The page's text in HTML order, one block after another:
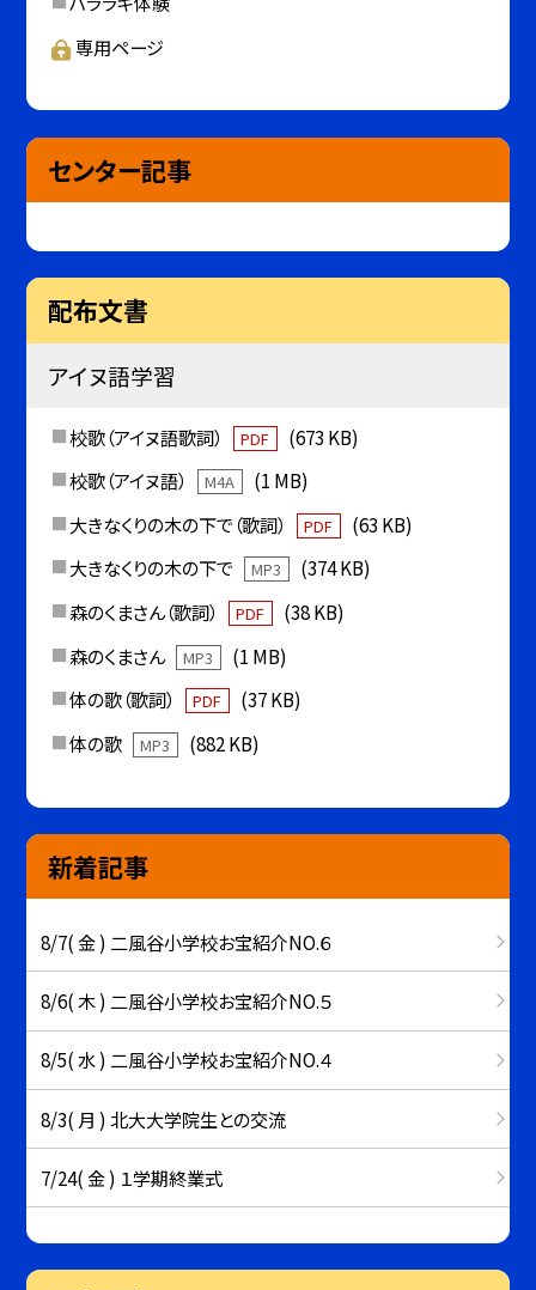
専用ページ
センター記事
配布文書
アイヌ語学習
校歌（アイヌ語歌詞） PDF
(673 KB)
校歌（アイヌ語）
M4A
(1 MB)
大きなくりの木の下で（歌詞）
PDF
(63 KB)
大きなくりの木の下で
MP3
(374 KB)
森のくまさん（歌詞）
PDF
(38 KB)
森のくまさん
MP3
(1 MB)
体の歌（歌詞）
PDF
(37 KB)
体の歌
MP3 (882 KB)
新着記事
8/7( 金 ) 二風谷小学校お宝紹介NO.６
8/6( 木 ) 二風谷小学校お宝紹介NO.５
8/5( 水 ) 二風谷小学校お宝紹介NO.４
8/3( 月 ) 北大大学院生との交流
7/24( 金 ) １学期終業式